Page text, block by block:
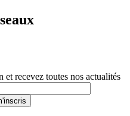
recevez toutes nos actualités